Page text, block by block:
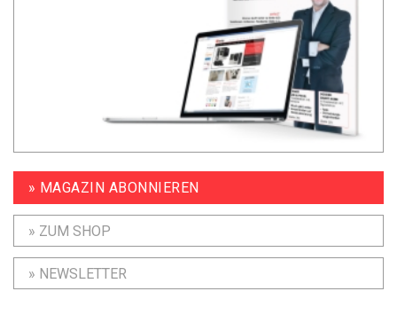
» MAGAZIN ABONNIEREN
» ZUM SHOP
» NEWSLETTER